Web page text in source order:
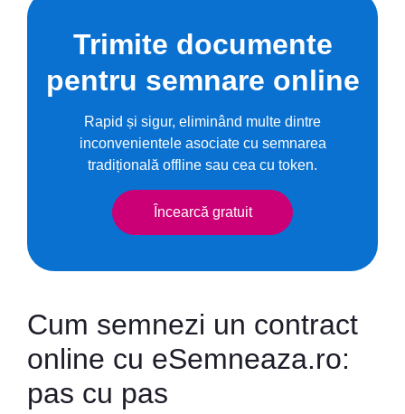
Trimite documente
pentru semnare online
Rapid și sigur, eliminând multe dintre
inconvenientele asociate cu semnarea
tradițională offline sau cea cu token.
Încearcă gratuit
Cum semnezi un contract
online cu eSemneaza.ro:
pas cu pas